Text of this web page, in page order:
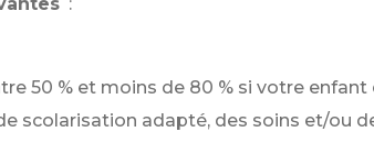
50 % et moins de 80 % si votre enfant
scolarisation adapté, des soins et/ou